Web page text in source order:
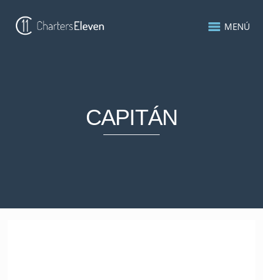
MENÚ
CAPITÁN